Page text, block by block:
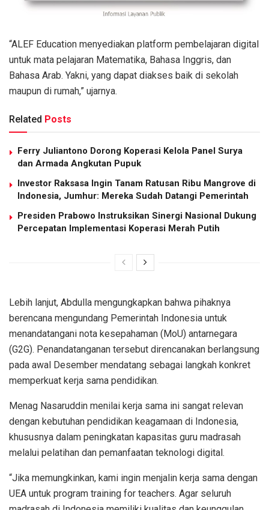
“ALEF Education menyediakan platform pembelajaran digital
untuk mata pelajaran Matematika, Bahasa Inggris, dan
Bahasa Arab. Yakni, yang dapat diakses baik di sekolah
maupun di rumah,” ujarnya.
Related Posts
Ferry Juliantono Dorong Koperasi Kelola Panel Surya
dan Armada Angkutan Pupuk
Investor Raksasa Ingin Tanam Ratusan Ribu Mangrove di
Indonesia, Jumhur: Mereka Sudah Datangi Pemerintah
Presiden Prabowo Instruksikan Sinergi Nasional Dukung
Percepatan Implementasi Koperasi Merah Putih
Lebih lanjut, Abdulla mengungkapkan bahwa pihaknya
berencana mengundang Pemerintah Indonesia untuk
menandatangani nota kesepahaman (MoU) antarnegara
(G2G). Penandatanganan tersebut direncanakan berlangsung
pada awal Desember mendatang sebagai langkah konkret
memperkuat kerja sama pendidikan.
Menag Nasaruddin menilai kerja sama ini sangat relevan
dengan kebutuhan pendidikan keagamaan di Indonesia,
khususnya dalam peningkatan kapasitas guru madrasah
melalui pelatihan dan pemanfaatan teknologi digital.
“Jika memungkinkan, kami ingin menjalin kerja sama dengan
UEA untuk program training for teachers. Agar seluruh